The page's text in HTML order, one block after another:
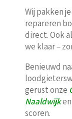
Wij pakken
repareren
direct. Ook
we klaar –
Benieuwd
gerust onze
Naaldwijken
scoren.